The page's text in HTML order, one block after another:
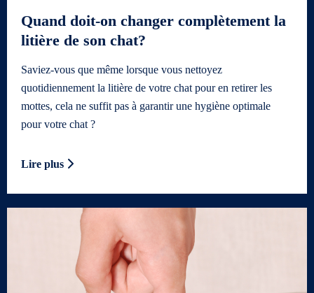
Quand doit-on changer complètement la
litière de son chat?
Saviez-vous que même lorsque vous nettoyez
quotidiennement la litière de votre chat pour en retirer les
mottes, cela ne suffit pas à garantir une hygiène optimale
pour votre chat ?
Lire plus